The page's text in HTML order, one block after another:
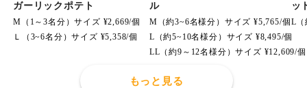
ガーリックポテト
M（1～3名分）サイズ ¥2,669/個
Ｌ（3~6名分）サイズ ¥5,358/個
ル
M（約3~6名様分）サイズ ¥5,765/個
L（約5~10名様分）サイズ ¥8,495/個
LL（約9～12名様分）サイズ ¥12,609/個
ッ
L（
もっと見る